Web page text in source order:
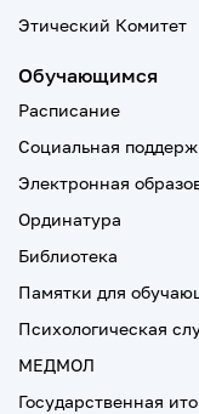
Этический Комитет
Обучающимся
Расписание
Социальная
Электронная
Ординатура
Библиотека
Памятки для
Психологическая
МЕДМОЛ
Государственная